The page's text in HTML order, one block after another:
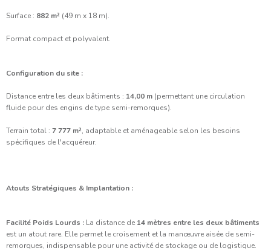
Surface : 882 m² (49 m x 18 m).
Format compact et polyvalent.
Configuration du site :
Distance entre les deux bâtiments : 14,00 m (permettant une circulation
fluide pour des engins de type semi-remorques).
Terrain total : 7 777 m², adaptable et aménageable selon les besoins
spécifiques de l'acquéreur.
Atouts Stratégiques & Implantation :
Facilité Poids Lourds : La distance de 14 mètres entre les deux bâtiments
est un atout rare. Elle permet le croisement et la manœuvre aisée de semi-
remorques, indispensable pour une activité de stockage ou de logistique.